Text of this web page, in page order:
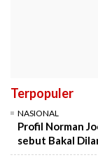
Terpopuler
NASIONAL
Profil Norman
sebut Bakal